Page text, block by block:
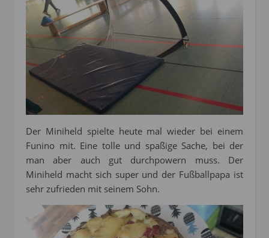
Der Miniheld spielte heute mal wieder bei einem
Funino mit. Eine tolle und spaßige Sache, bei der
man aber auch gut durchpowern muss. Der
Miniheld macht sich super und der Fußballpapa ist
sehr zufrieden mit seinem Sohn.